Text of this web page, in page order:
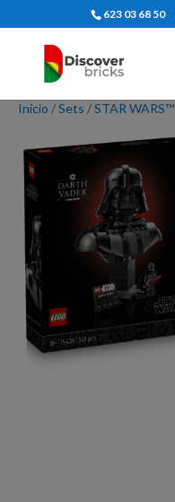
623 03 68 50
Inicio /Sets /STAR WARS™